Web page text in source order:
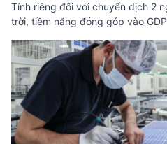
Tính riêng đối với chuyển dịch 2
trời, tiềm năng đóng góp vào